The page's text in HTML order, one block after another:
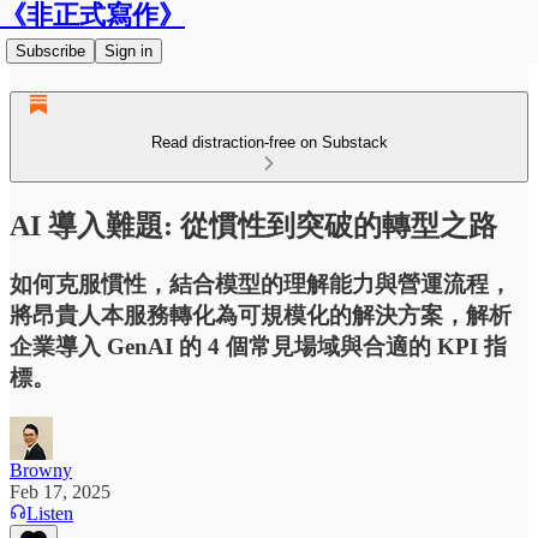
《非正式寫作》
Subscribe Sign in
Read distraction-free on Substack
AI 導入難題: 從慣性到突破的轉型之路
如何克服慣性，結合模型的理解能力與營運流程，
將昂貴人本服務轉化為可規模化的解決方案，解析
企業導入 GenAI 的 4 個常見場域與合適的 KPI 指
標。
Browny
Feb 17, 2025
Listen